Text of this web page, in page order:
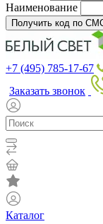
Наименование
Получить код по
+7 (495) 785-17-67
Заказать звонок
Каталог